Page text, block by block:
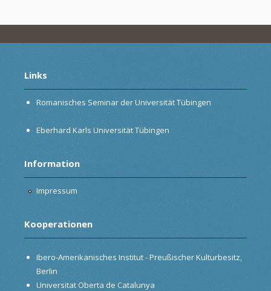
Links
Romanisches Seminar der Universität Tübingen
Eberhard Karls Universität Tübingen
Information
Impressum
Kooperationen
Ibero-Amerikanisches Institut - Preußischer Kulturbesitz,
Berlin
Universitat Oberta de Catalunya